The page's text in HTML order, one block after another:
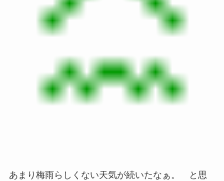
あまり梅雨らしくない天気が続いたなぁ。 と思